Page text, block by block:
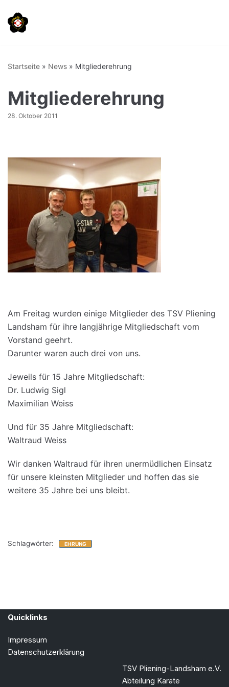
Zum
Inhalt
Startseite » News » Mitgliederehrung
Mitgliederehrung
28. Oktober 2011
Am Freitag wurden einige Mitglieder des TSV Pliening
Landsham für ihre langjährige Mitgliedschaft vom
Vorstand geehrt.
Darunter waren auch drei von uns.
Jeweils für 15 Jahre Mitgliedschaft:
Dr. Ludwig Sigl
Maximilian Weiss
Und für 35 Jahre Mitgliedschaft:
Waltraud Weiss
Wir danken Waltraud für ihren unermüdlichen Einsatz
für unsere kleinsten Mitglieder und hoffen das sie
weitere 35 Jahre bei uns bleibt.
Schlagwörter: EHRUNG
Quicklinks
Impressum
Datenschutzerklärung
TSV Pliening-Landsham e.V.
Abteilung Karate